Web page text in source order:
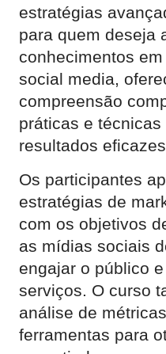
estratégias
para quem deseja
conhecimentos
social media,
compreensão
práticas e
resultados
Os participantes
estratégias de
com os objetivos
as mídias sociais
engajar o público
serviços. O curso
análise de
ferramentas para